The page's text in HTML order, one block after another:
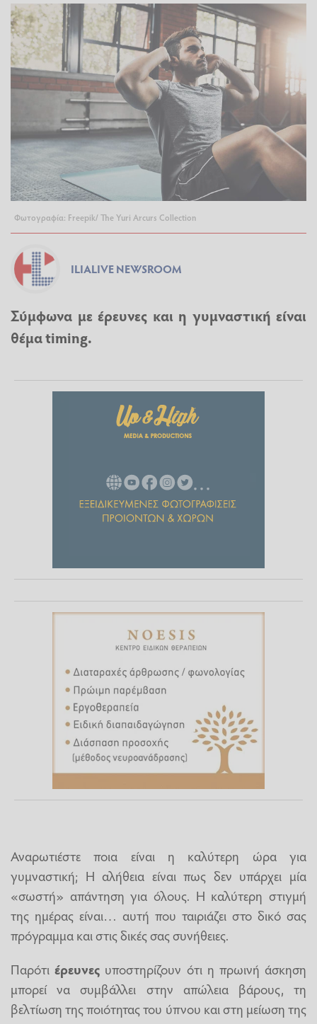
Φωτογραφία: Freepik/ The Yuri Arcurs Collection
ILIALIVE NEWSROOM
Σύμφωνα με έρευνες και η γυμναστική είναι
θέμα timing.
Αναρωτιέστε ποια είναι η καλύτερη ώρα για
γυμναστική; Η αλήθεια είναι πως δεν υπάρχει μία
«σωστή» απάντηση για όλους. Η καλύτερη στιγμή
της ημέρας είναι… αυτή που ταιριάζει στο δικό σας
πρόγραμμα και στις δικές σας συνήθειες.
Παρότιέρευνες υποστηρίζουν ότι η πρωινή άσκηση
μπορεί να συμβάλλει στην απώλεια βάρους, τη
βελτίωση της ποιότητας του ύπνου και στη μείωση της